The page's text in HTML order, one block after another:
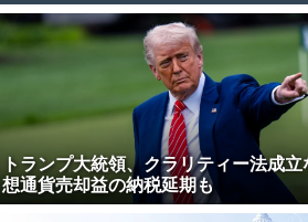
トランプ大統領、クラリティー法成立
想通貨売却益の納税延期も